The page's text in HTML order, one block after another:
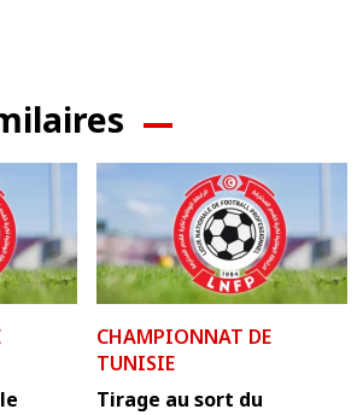
CHAMPIONNAT DE
TUNISIE
Tirage au sort du